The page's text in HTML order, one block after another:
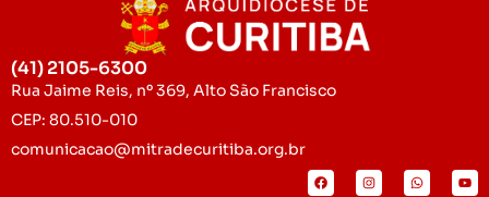
(41) 2105-6300
Rua Jaime Reis, nº 369, Alto São Francisco
CEP: 80.510-010
comunicacao@mitradecuritiba.org.br